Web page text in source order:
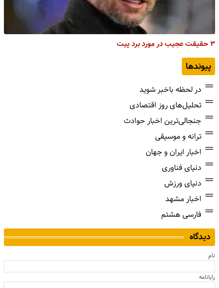
۳ حقیقت عجیب در مورد برد پیت
پیوندها
در لحظه باخبر شوید
تحلیل‌های روز اقتصادی
جنجالی‌ترین اخبار حوادث
ترانه و موسیقی
اخبار ایران و جهان
دنیای فناوری
دنیای ورزش
اخبار مشهد
فارسی هشتم
دیدگاه
نام
رایانامه